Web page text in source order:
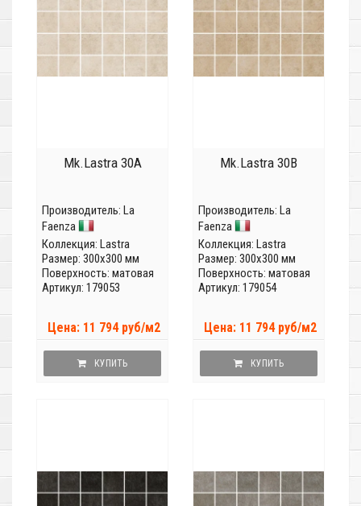
Mk.Lastra 30A
Производитель: La
Faenza
Коллекция: Lastra
Размер: 300x300 мм
Поверхность: матовая
Артикул: 179053
Цена: 11 794 руб/м2
КУПИТЬ
Mk.Lastra 30B
Производитель: La
Faenza
Коллекция: Lastra
Размер: 300x300 мм
Поверхность: матовая
Артикул: 179054
Цена: 11 794 руб/м2
КУПИТЬ